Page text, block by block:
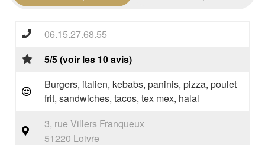
06.15.27.68.55
5/5 (voir les 10 avis)
Burgers, italien, kebabs, paninis, pizza, poulet
frit, sandwiches, tacos, tex mex, halal
3, rue Villers Franqueux
51220 Loivre